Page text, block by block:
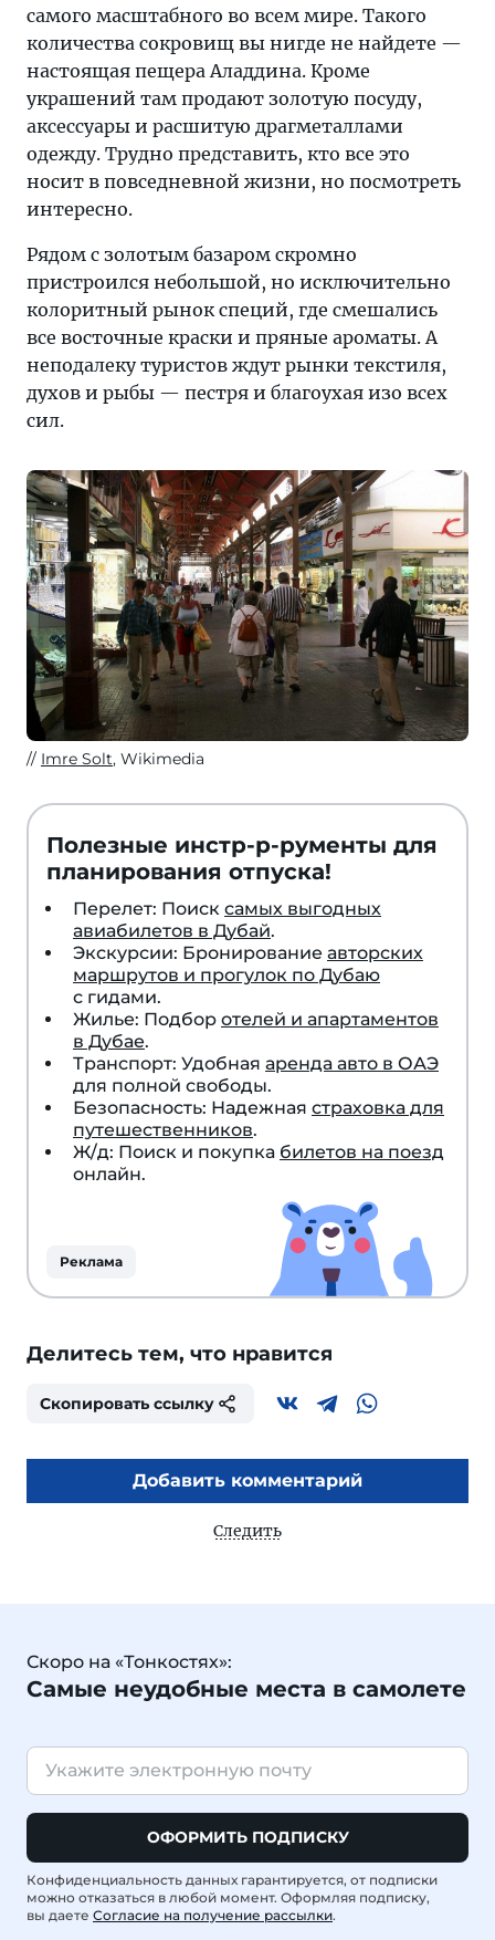
самого масштабного во всем мире. Такого
количества сокровищ вы нигде не найдете —
настоящая пещера Аладдина. Кроме
украшений там продают золотую посуду,
аксессуары и расшитую драгметаллами
одежду. Трудно представить, кто все это
носит в повседневной жизни, но посмотреть
интересно.
Рядом с золотым базаром скромно
пристроился небольшой, но исключительно
колоритный рынок специй, где смешались
все восточные краски и пряные ароматы. А
неподалеку туристов ждут рынки текстиля,
духов и рыбы — пестря и благоухая изо всех
сил.
Imre Solt, Wikimedia
Полезные инстр-р-рументы для
планирования отпуска!
Перелет: Поиск самых выгодных
авиабилетов в Дубай.
Экскурсии: Бронирование авторских
маршрутов и прогулок по Дубаю
с гидами.
Жилье: Подбор отелей и апартаментов
в Дубае.
Транспорт: Удобная аренда авто в ОАЭ
для полной свободы.
Безопасность: Надежная страховка для
путешественников.
Ж/д: Поиск и покупка билетов на поезд
онлайн.
Реклама
Делитесь тем, что нравится
Скопировать ссылку
Добавить комментарий
Следить
Скоро на «Тонкостях»:
Самые неудобные места в самолете
ОФОРМИТЬ ПОДПИСКУ
Конфиденциальность данных гарантируется, от подписки
можно отказаться в любой момент. Оформляя подписку,
вы даете Согласие на получение рассылки.